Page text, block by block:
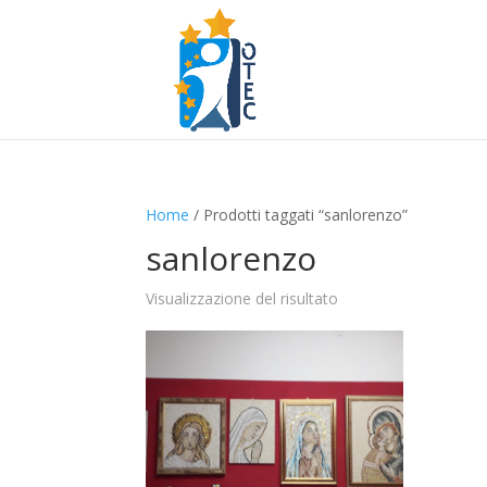
Home / Prodotti taggati “sanlorenzo”
sanlorenzo
Visualizzazione del risultato